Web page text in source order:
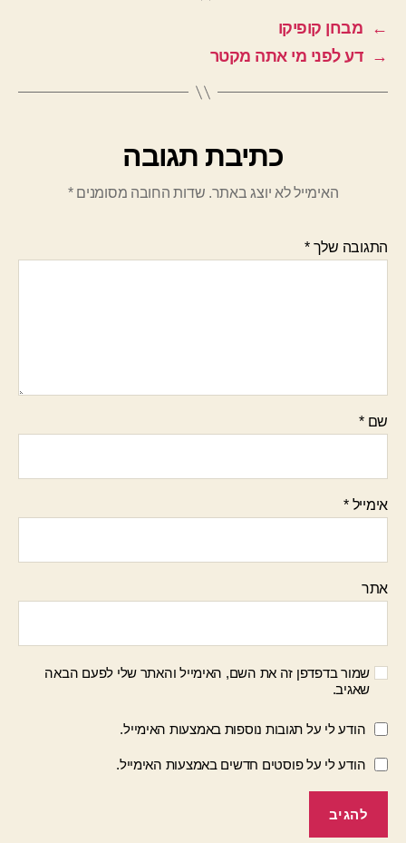
←
מבחן קופיקו
→
דע לפני מי אתה מקטר
כתיבת תגובה
האימייל לא יוצג באתר. שדות החובה מסומנים*
התגובה שלך*
שם*
אימייל*
אתר
שמור בדפדפן זה את השם, האימייל והאתר שלי לפעם הבאה
שאגיב.
הודע לי על תגובות נוספות באמצעות האימייל.
הודע לי על פוסטים חדשים באמצעות האימייל.